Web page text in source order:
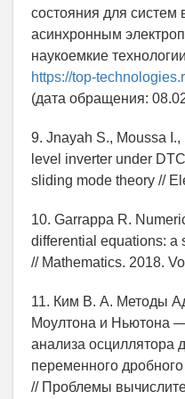
состояния для систем
асинхронным
наукоемкие
https://top-
(дата обращения:
9. Jnayah S., Moussa
level inverter under
sliding mode theory //
10. Garrappa R.
differential equations: a
// Mathematics. 2018.
11. Ким В. А. Методы
Моултона и Ньютона
анализа осциллятора
переменного
// Проблемы